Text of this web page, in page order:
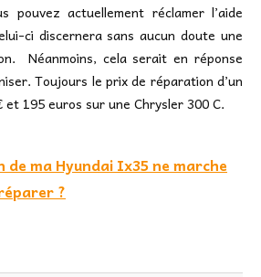
pouvez actuellement réclamer l’aide
ci discernera sans aucun doute une
Néanmoins, cela serait en réponse
Toujours le prix de réparation d’un
195 euros sur une Chrysler 300 C.
de ma Hyundai Ix35 ne marche
?